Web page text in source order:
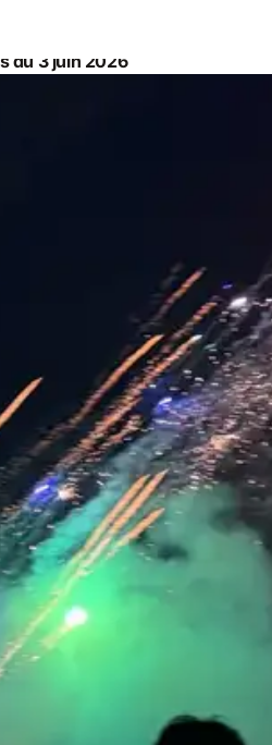
du 3 juin 2026